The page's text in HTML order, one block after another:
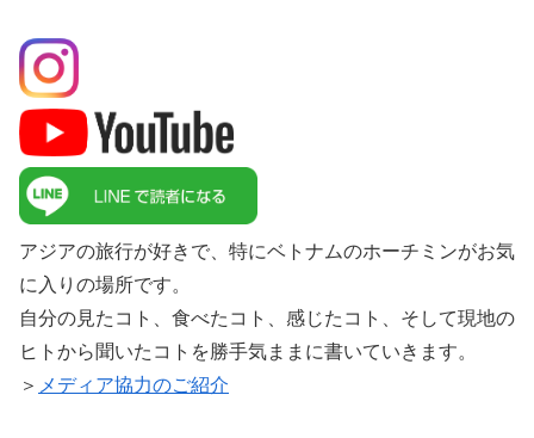
アジアの旅行が好きで、特にベトナムのホーチミンがお気
に入りの場所です。
自分の見たコト、食べたコト、感じたコト、そして現地の
ヒトから聞いたコトを勝手気ままに書いていきます。
＞ メディア協力のご紹介